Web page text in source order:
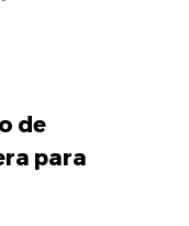
de
para